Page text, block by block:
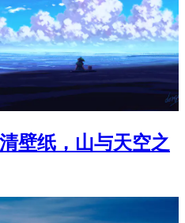
壁纸，山与天空之